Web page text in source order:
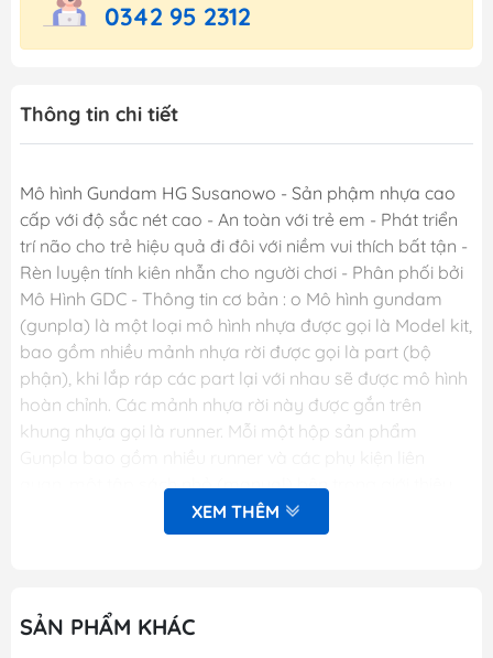
0342 95 2312
Thông tin chi tiết
Mô hình Gundam HG Susanowo - Sản phậm nhựa cao
cấp với độ sắc nét cao - An toàn với trẻ em - Phát triển
trí não cho trẻ hiệu quả đi đôi với niềm vui thích bất tận -
Rèn luyện tính kiên nhẫn cho người chơi - Phân phối bởi
Mô Hình GDC - Thông tin cơ bản : o Mô hình gundam
(gunpla) là một loại mô hình nhựa được gọi là Model kit,
bao gồm nhiều mảnh nhựa rời được gọi là part (bộ
phận), khi lắp ráp các part lại với nhau sẽ được mô hình
hoàn chỉnh. Các mảnh nhựa rời này được gắn trên
khung nhựa gọi là runner. Mỗi một hộp sản phẩm
quan, một tập sách nhỏ (manual) bên trong giới thiệu
sơ lược về mẫu Gundam trong hộp và phần hướng dẫn
cách lắp ráp. o Dòng gundam với các chi tiết hoàn hảo.
hongli PHIÊN BẢN : HG 1/144 Chiều cao: 13-16cm PHÂN
LOẠI SP : LẮP RÁP QUÝ KHÁCH VUI LÒNG CHAT VỚI
XEM THÊM
SẢN PHẨM KHÁC